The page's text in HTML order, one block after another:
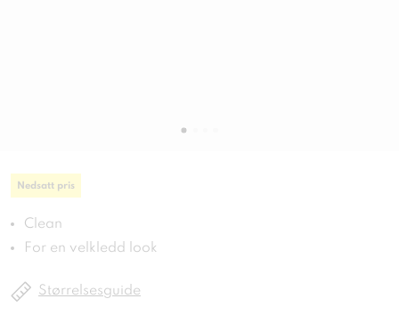
Nedsatt pris
Clean
For en velkledd look
Størrelsesguide